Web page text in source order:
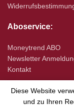
Aboservice:
Moneytrend ABO
Newsletter
Kontakt
Diese Website
und zu Ihren